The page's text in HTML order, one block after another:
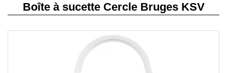
Boîte à sucette Cercle Bruges KSV